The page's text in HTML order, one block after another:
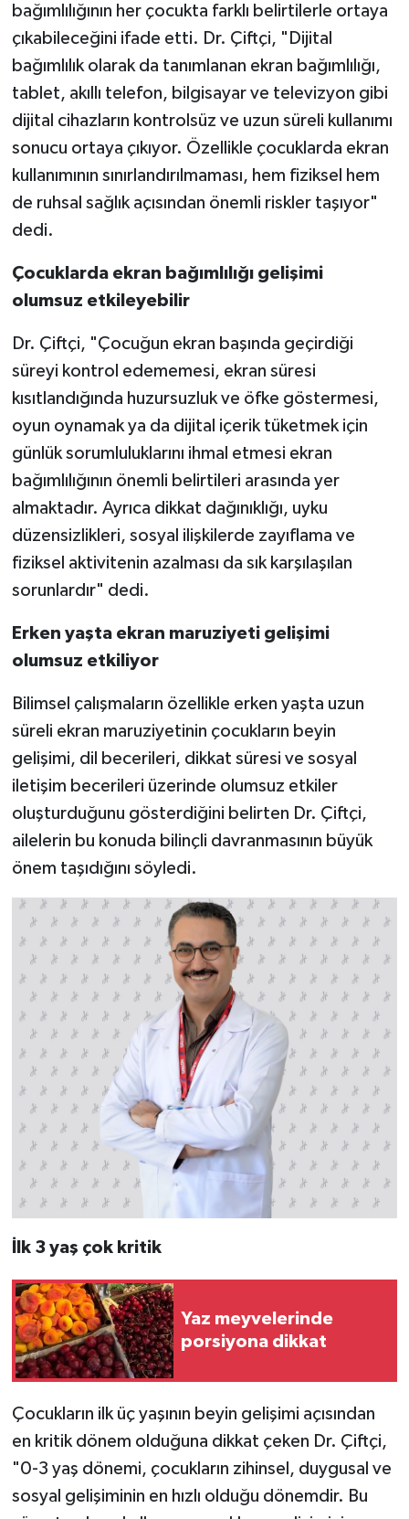
bağımlılığının her çocukta farklı belirtilerle ortaya
çıkabileceğini ifade etti. Dr. Çiftçi, "Dijital
bağımlılık olarak da tanımlanan ekran bağımlılığı,
tablet, akıllı telefon, bilgisayar ve televizyon gibi
dijital cihazların kontrolsüz ve uzun süreli kullanımı
sonucu ortaya çıkıyor. Özellikle çocuklarda ekran
kullanımının sınırlandırılmaması, hem fiziksel hem
de ruhsal sağlık açısından önemli riskler taşıyor"
dedi.
Çocuklarda ekran bağımlılığı gelişimi
olumsuz etkileyebilir
Dr. Çiftçi, "Çocuğun ekran başında geçirdiği
süreyi kontrol edememesi, ekran süresi
kısıtlandığında huzursuzluk ve öfke göstermesi,
oyun oynamak ya da dijital içerik tüketmek için
günlük sorumluluklarını ihmal etmesi ekran
bağımlılığının önemli belirtileri arasında yer
almaktadır. Ayrıca dikkat dağınıklığı, uyku
düzensizlikleri, sosyal ilişkilerde zayıflama ve
fiziksel aktivitenin azalması da sık karşılaşılan
sorunlardır" dedi.
Erken yaşta ekran maruziyeti gelişimi
olumsuz etkiliyor
Bilimsel çalışmaların özellikle erken yaşta uzun
süreli ekran maruziyetinin çocukların beyin
gelişimi, dil becerileri, dikkat süresi ve sosyal
iletişim becerileri üzerinde olumsuz etkiler
oluşturduğunu gösterdiğini belirten Dr. Çiftçi,
ailelerin bu konuda bilinçli davranmasının büyük
önem taşıdığını söyledi.
İlk 3 yaş çok kritik
Yaz meyvelerinde
porsiyona dikkat
Çocukların ilk üç yaşının beyin gelişimi açısından
en kritik dönem olduğuna dikkat çeken Dr. Çiftçi,
"0-3 yaş dönemi, çocukların zihinsel, duygusal ve
sosyal gelişiminin en hızlı olduğu dönemdir. Bu
Yeme-İçme
Yemek